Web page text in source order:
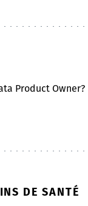
Product Owner?
DE SANTÉ